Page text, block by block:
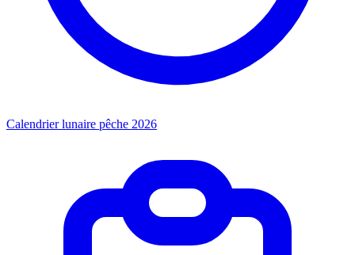
Calendrier lunaire pêche 2026